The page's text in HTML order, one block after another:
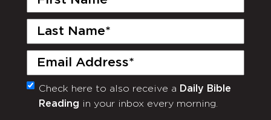
Last
Email
(Required)
Monthly
Newsletter
Check here to also receive a Daily Bible
Reading in your inbox every morning.